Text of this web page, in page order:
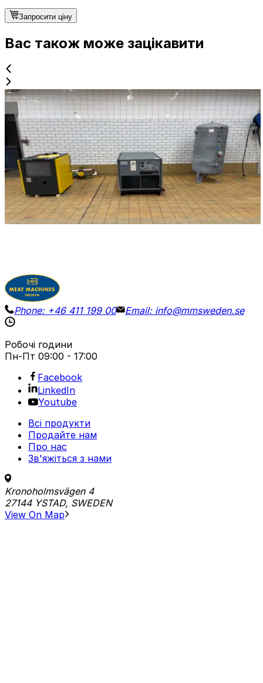
Запросити ціну
Вас також може зацікавити
б/в
ATLAS COPCO GA-22 + KAESERTC 44
ID NR3282
110 x 78 x 97 cm + 77 x 67 x 100 cm.
Гвинтовий повітряний компресор Atlas Copco GA 22
з осушувачем повітря Kaiser TC 44.
Деталі Запросити ціну
Phone: +46 411 199 00 Email: info@mmsweden.se
Робочі години
Пн-Пт 09:00 - 17:00
Facebook
LinkedIn
Youtube
Всі продукти
Продайте нам
Про нас
Зв'яжіться з нами
Kronoholmsvägen 4
27144 YSTAD, SWEDEN
View On Map